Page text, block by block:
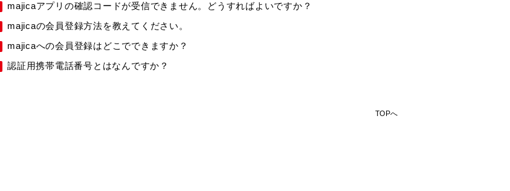
majicaアプリの確認コードが受信できません。どうすればよいですか？
majicaの会員登録方法を教えてください。
majicaへの会員登録はどこでできますか？
認証用携帯電話番号とはなんですか？
TOPへ